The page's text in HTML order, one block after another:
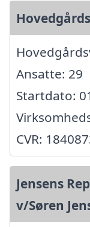
Ansatte: 29
Startdato:
CVR:
Jensens
v/Søren